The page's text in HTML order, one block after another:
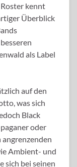
kennt
Überblick
als Label
auf den
was sich
Black
oder
Ambient- und
sich bei seinen